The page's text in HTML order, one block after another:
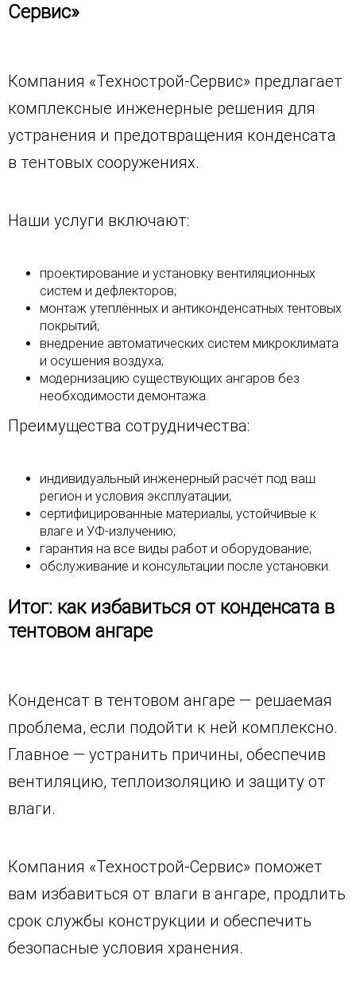
Сервис»
Компания «Технострой-Сервис» предлагает
комплексные инженерные решения для
устранения и предотвращения конденсата
в тентовых сооружениях.
Наши услуги включают:
проектирование и установку вентиляционных
систем и дефлекторов;
монтаж утеплённых и антиконденсатных тентовых
покрытий;
внедрение автоматических систем микроклимата
и осушения воздуха;
модернизацию существующих ангаров без
необходимости демонтажа.
Преимущества сотрудничества:
индивидуальный инженерный расчёт под ваш
регион и условия эксплуатации;
сертифицированные материалы, устойчивые к
влаге и УФ-излучению;
гарантия на все виды работ и оборудование;
обслуживание и консультации после установки.
Итог: как избавиться от конденсата в
тентовом ангаре
Конденсат в тентовом ангаре — решаемая
проблема, если подойти к ней комплексно.
Главное — устранить причины, обеспечив
вентиляцию, теплоизоляцию и защиту от
влаги.
Компания «Технострой-Сервис» поможет
вам избавиться от влаги в ангаре, продлить
срок службы конструкции и обеспечить
безопасные условия хранения.